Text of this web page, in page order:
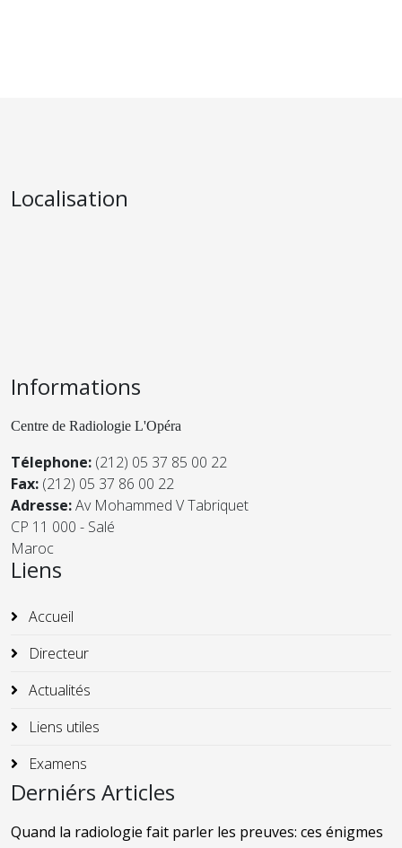
Localisation
Informations
Centre de Radiologie L'Opéra
Télephone: (212) 05 37 85 00 22
Fax: (212) 05 37 86 00 22
Adresse:Av Mohammed V Tabriquet
CP 11 000 - Salé
Maroc
Liens
Accueil
Directeur
Actualités
Liens utiles
Examens
Derniérs Articles
Quand la radiologie fait parler les preuves: ces énigmes